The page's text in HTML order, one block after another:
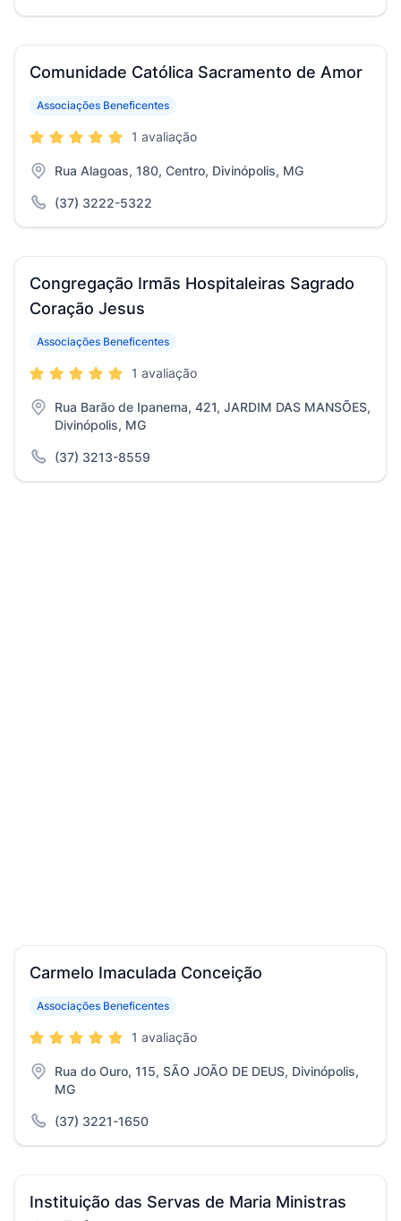
Comunidade Católica Sacramento de Amor
Associações Beneficentes
1 avaliação
Rua Alagoas, 180, Centro, Divinópolis, MG
(37) 3222-5322
Congregação Irmãs Hospitaleiras Sagrado
Coração Jesus
Associações Beneficentes
1 avaliação
Rua Barão de Ipanema, 421, JARDIM DAS MANSÕES,
Divinópolis, MG
(37) 3213-8559
Carmelo Imaculada Conceição
Associações Beneficentes
1 avaliação
Rua do Ouro, 115, SÃO JOÃO DE DEUS, Divinópolis,
MG
(37) 3221-1650
Instituição das Servas de Maria Ministras